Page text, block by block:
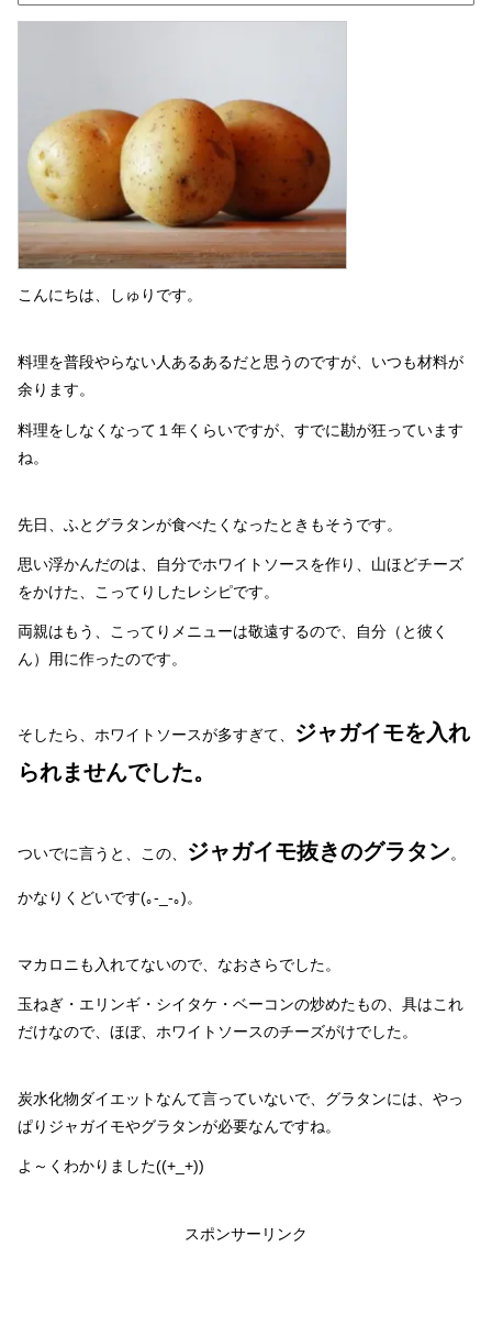
こんにちは、しゅりです。
料理を普段やらない人あるあるだと思うのですが、いつも材料が
余ります。
料理をしなくなって１年くらいですが、すでに勘が狂っています
ね。
先日、ふとグラタンが食べたくなったときもそうです。
思い浮かんだのは、自分でホワイトソースを作り、山ほどチーズ
をかけた、こってりしたレシピです。
両親はもう、こってりメニューは敬遠するので、自分（と彼く
ん）用に作ったのです。
そしたら、ホワイトソースが多すぎて、
ジャガイモを入れ
られませんでした。
ついでに言うと、この、 ジャガイモ抜きのグラタン。
かなりくどいです(｡-_-｡)。
マカロニも入れてないので、なおさらでした。
玉ねぎ・エリンギ・シイタケ・ベーコンの炒めたもの、具はこれ
だけなので、ほぼ、ホワイトソースのチーズがけでした。
炭水化物ダイエットなんて言っていないで、グラタンには、やっ
ぱりジャガイモやグラタンが必要なんですね。
よ～くわかりました((+_+))
スポンサーリンク